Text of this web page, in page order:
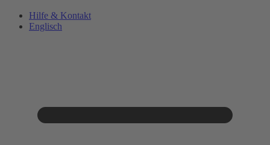
Hilfe & Kontakt
Englisch